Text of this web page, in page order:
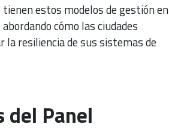
estos modelos de gestión en
cómo las ciudades
la resiliencia de sus sistemas de
del Panel